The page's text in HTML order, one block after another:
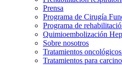
Prensa
Programa de Cirugía
Programa de
Quimioembolización
Sobre nosotros
Tratamientos
Tratamientos para